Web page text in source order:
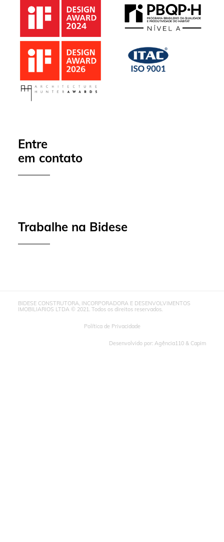
Entre
em contato
Trabalhe na Bidese
BIDESE CONSTRUTORA, INCORPORADORA E DESENVOLVIMENTOS
IMOBILIARIOS LTDA © 2021. Todos os direitos reservados.
Política de Privacidade
Desenvolvido por: Agência110 & Capim